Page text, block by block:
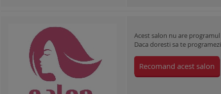
Acest salon nu are
Daca doresti sa te
Recomand acest salon